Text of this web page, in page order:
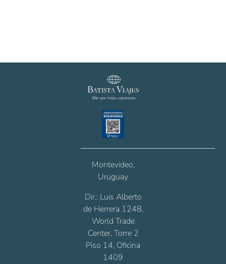
Montevideo,
Uruguay
Dir.: Luis Alberto
de Herrera 1248,
World Trade
Center, Torre 2
Piso 14, Oficina
1409